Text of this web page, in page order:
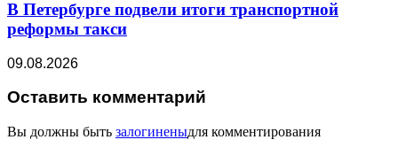
В Петербурге подвели итоги транспортной
реформы такси
09.08.2026
Оставить комментарий
Вы должны быть залогиненыдля комментирования